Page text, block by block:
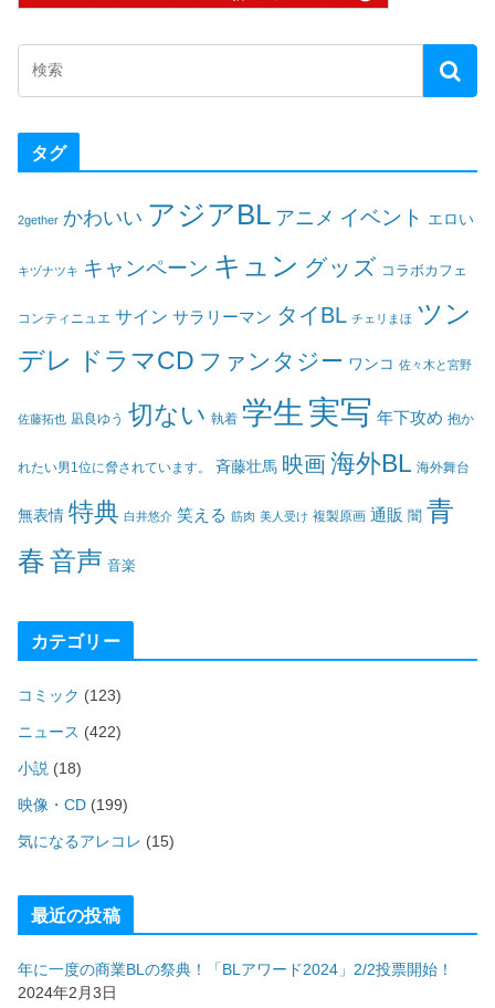
タグ
2gether かわいい アジアBL アニメ イベント エロい
キヅナツキ キャンペーン キュン グッズ コラボカフェ
コンティニュエ サイン サラリーマン タイBL チェリまほ ツン
デレ ドラマCD ファンタジー ワンコ 佐々木と宮野
佐藤拓也 凪良ゆう 切ない 執着 学生 実写 年下攻め 抱か
れたい男1位に脅されています。 斉藤壮馬 映画海外BL 海外舞台
無表情 特典 白井悠介 笑える 筋肉 美人受け 複製原画 通販 闇 青
春音声 音楽
カテゴリー
コミック (123)
ニュース (422)
小説 (18)
映像・CD (199)
気になるアレコレ (15)
最近の投稿
年に一度の商業BLの祭典！「BLアワード2024」2/2投票開始！
2024年2月3日